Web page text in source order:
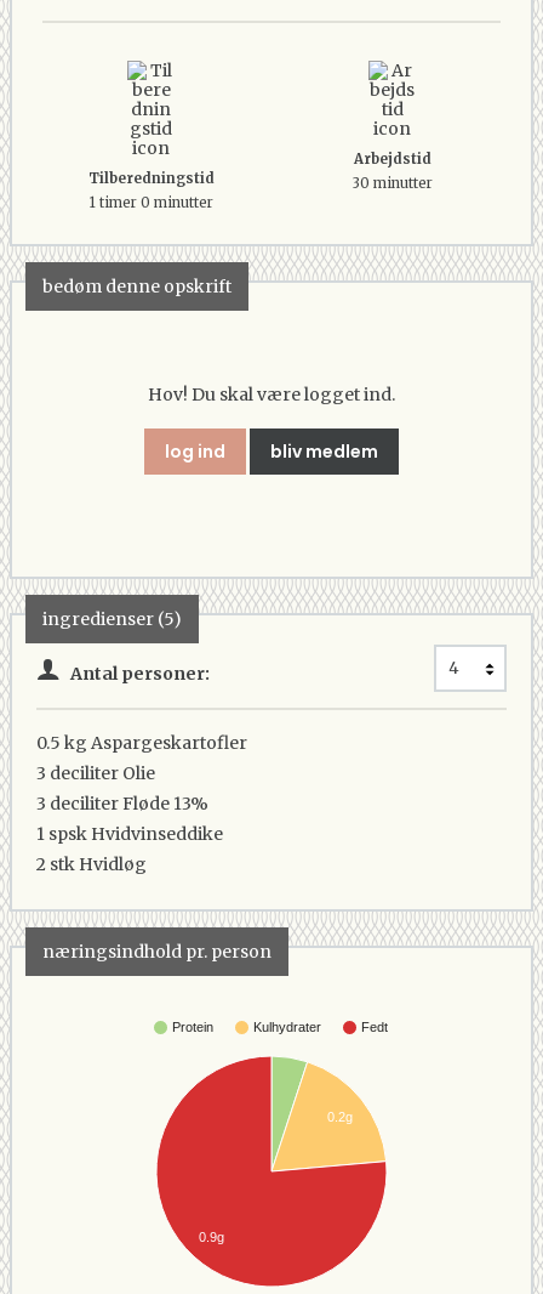
Tilberedningstid
1 timer 0 minutter
Arbejdstid
30 minutter
bedøm denne opskrift
Hov! Du skal være logget ind.
log ind bliv medlem
ingredienser (5)
Antal personer:
0.5 kg Aspargeskartofler
3 deciliter Olie
3 deciliterFløde 13%
1 spsk Hvidvinseddike
2 stk Hvidløg
næringsindhold pr. person
Protein Kulhydrater Fedt
0.2g
0.9g